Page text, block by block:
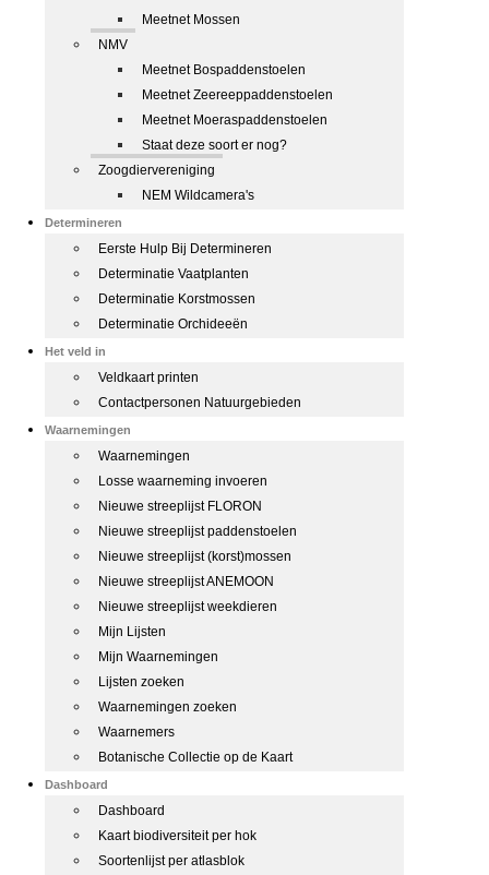
Meetnet Mossen
NMV
Meetnet Bospaddenstoelen
Meetnet Zeereeppaddenstoelen
Meetnet Moeraspaddenstoelen
Staat deze soort er nog?
Zoogdiervereniging
NEM Wildcamera's
Determineren
Eerste Hulp Bij Determineren
Determinatie Vaatplanten
Determinatie Korstmossen
Determinatie Orchideeën
Het veld in
Veldkaart printen
Contactpersonen Natuurgebieden
Waarnemingen
Waarnemingen
Losse waarneming invoeren
Nieuwe streeplijst FLORON
Nieuwe streeplijst paddenstoelen
Nieuwe streeplijst (korst)mossen
Nieuwe streeplijst ANEMOON
Nieuwe streeplijst weekdieren
Mijn Lijsten
Mijn Waarnemingen
Lijsten zoeken
Waarnemingen zoeken
Waarnemers
Botanische Collectie op de Kaart
Dashboard
Dashboard
Kaart biodiversiteit per hok
Soortenlijst per atlasblok